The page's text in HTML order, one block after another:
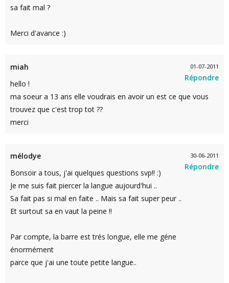
sa fait mal ?
Merci d'avance :)
01-07-2011
Répondre
miah
hello !
ma soeur a 13 ans elle voudrais en avoir un est ce que vous
trouvez que c'est trop tot ??
merci
30-06-2011
Répondre
mélodye
Bonsoir a tous, j'ai quelques questions svp!! :)
Je me suis fait piercer la langue aujourd'hui ..
Sa fait pas si mal en faite .. Mais sa fait super peur ..
Et surtout sa en vaut la peine !!
Par compte, la barre est trés longue, elle me géne
énormément
parce que j'ai une toute petite langue..